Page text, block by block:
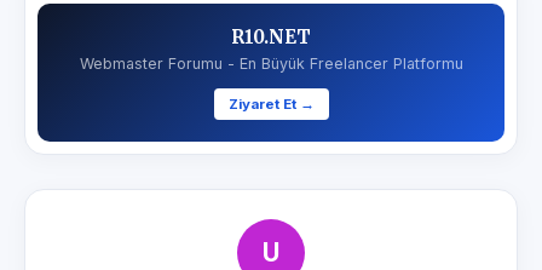
R10.NET
Webmaster Forumu - En Büyük Freelancer Platformu
Ziyaret Et →
U